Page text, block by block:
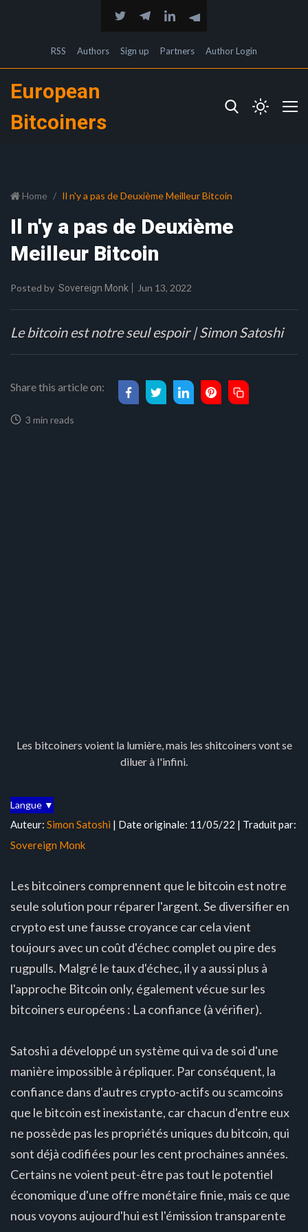
RSS Authors Sign up Partners Author Login
European
Bitcoiners
Home Il n'y a pas de Deuxième Meilleur Bitcoin
Il n'y a pas de Deuxième
Meilleur Bitcoin
Posted by Sovereign Monk Jun 13, 2022
Le bitcoin est notre seul espoir | Simon Satoshi
Share this article on:
3 min reads
Les bitcoiners voient la lumière, mais les shitcoiners vont se
diluer à l'infini.
Langue ▼
Auteur: Simon Satoshi | Date originale: 11/05/22 | Traduit par:
Sovereign Monk
Les bitcoiners comprennent que le bitcoin est notre
seule solution pour réparer l'argent. Se diversifier en
crypto est une fausse croyance car cela vient
toujours avec un coût d'échec complet ou pire des
rugpulls. Malgré le taux d'échec, il y a aussi plus à
l'approche Bitcoin only, également vécue sur les
bitcoiners européens : La confiance (à vérifier).
Satoshi a développé un système qui va de soi d'une
manière impossible à répliquer. Par conséquent, la
confiance dans d'autres crypto-actifs ou scamcoins
que le bitcoin est inexistante, car chacun d'entre eux
ne possède pas les propriétés uniques du bitcoin, qui
sont déjà codifiées pour les cent prochaines années.
Certains ne voient peut-être pas tout le potentiel
économique d'une offre monétaire finie, mais ce que
nous voyons aujourd'hui est l'émission transparente